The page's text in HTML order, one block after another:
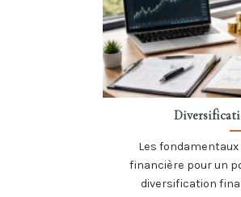
Les
financière pour un
diversification